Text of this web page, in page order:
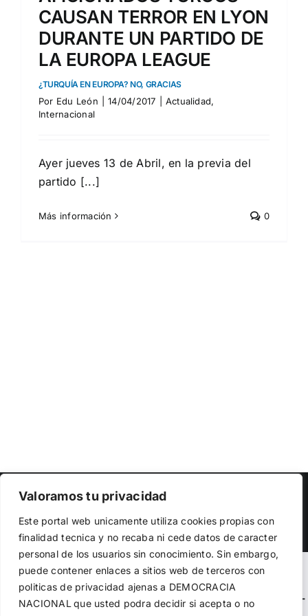
Valoramos tu privacidad
Este portal web unicamente utiliza cookies propias con
finalidad tecnica y no recaba ni cede datos de caracter
personal de los usuarios sin conocimiento. Sin embargo,
puede contener enlaces a sitios web de terceros con
politicas de privacidad ajenas a DEMOCRACIA
NACIONAL que usted podra decidir si acepta o no
CAUSAN TERROR EN LYON
DURANTE UN PARTIDO DE
LA EUROPA LEAGUE
¿TURQUÍA EN EUROPA? NO, GRACIAS
Por Edu León 14/04/2017 Actualidad,
Internacional
Ayer jueves 13 de Abril, en la previa del
partido [...]
Más información 0
Copyright 2023 | Democracia Nacional
Facebook
TwitterInstagram
Warning
: Undefined variable $visibility_homepage in
/home/demopwcr/public_html/wp-content/plugins/kn-
el funcionamiento de la web, medir su uso y mejorar
nuestros servicios. Puede aceptar todas las cookies,
rechazar las no necesarias o configurar sus preferencias.
Política de cookies
Aceptar todo